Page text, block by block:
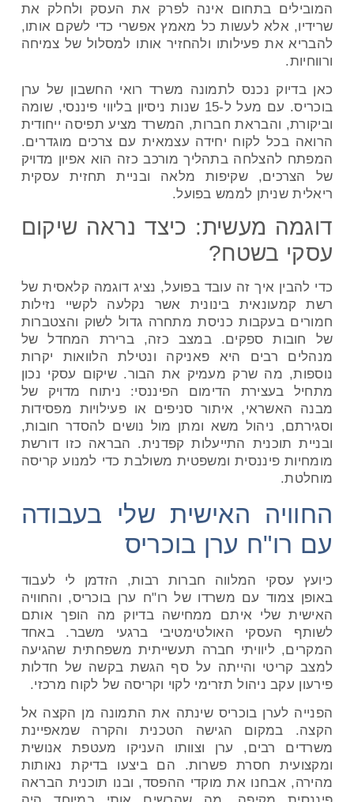
המובילים בתחום אינה לפרק את העסק ולחלק את
שרידיו, אלא לעשות כל מאמץ אפשרי כדי לשקם אותו,
להבריא את פעילותו ולהחזיר אותו למסלול של צמיחה
ורווחיות.
כאן בדיוק נכנס לתמונה משרד רואי החשבון של ערן
בוכריס. עם מעל ל-15 שנות ניסיון בליווי פיננסי, שומה
וביקורת, והבראת חברות, המשרד מציע תפיסה ייחודית
הרואה בכל לקוח יחידה עצמאית עם צרכים מוגדרים.
המפתח להצלחה בתהליך מורכב כזה הוא אפיון מדויק
של הצרכים, שקיפות מלאה ובניית תחזית עסקית
ריאלית שניתן לממש בפועל.
דוגמה מעשית: כיצד נראה שיקום
עסקי בשטח?
כדי להבין איך זה עובד בפועל, נציג דוגמה קלאסית של
רשת קמעונאית בינונית אשר נקלעה לקשיי נזילות
חמורים בעקבות כניסת מתחרה גדול לשוק והצטברות
של חובות ספקים. במצב כזה, ברירת המחדל של
מנהלים רבים היא פאניקה ונטילת הלוואות יקרות
נוספות, מה שרק מעמיק את הבור. שיקום עסקי נכון
מתחיל בעצירת הדימום הפיננסי: ניתוח מדויק של
מבנה האשראי, איתור סניפים או פעילויות מפסידות
וסגירתם, ניהול משא ומתן מול נושים להסדר חובות,
ובניית תוכנית התייעלות קפדנית. הבראה כזו דורשת
מומחיות פיננסית ומשפטית משולבת כדי למנוע קריסה
מוחלטת.
החוויה האישית שלי בעבודה
עם רו"ח ערן בוכריס
כיועץ עסקי המלווה חברות רבות, הזדמן לי לעבוד
באופן צמוד עם משרדו של רו"ח ערן בוכריס, והחוויה
האישית שלי איתם ממחישה בדיוק מה הופך אותם
לשותף העסקי האולטימטיבי ברגעי משבר. באחד
המקרים, ליוויתי חברה תעשייתית משפחתית שהגיעה
למצב קריטי והייתה על סף הגשת בקשה של חדלות
פירעון עקב ניהול תזרימי לקוי וקריסה של לקוח מרכזי.
הפנייה לערן בוכריס שינתה את התמונה מן הקצה אל
הקצה. במקום הגישה הטכנית והקרה שמאפיינת
משרדים רבים, ערן וצוותו העניקו מעטפת אנושית
ומקצועית חסרת פשרות. הם ביצעו בדיקת נאותות
מהירה, אבחנו את מוקדי ההפסד, ובנו תוכנית הבראה